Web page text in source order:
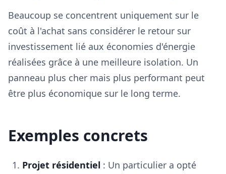
Beaucoup se concentrent uniquement sur le
coût à l'achat sans considérer le retour sur
investissement lié aux économies d'énergie
réalisées grâce à une meilleure isolation. Un
panneau plus cher mais plus performant peut
être plus économique sur le long terme.
Exemples concrets
Projet résidentiel : Un particulier a opté